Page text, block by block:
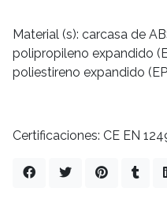
Material (s): carcasa de
polipropileno expandido
poliestireno expandido
Certificaciones: CE EN